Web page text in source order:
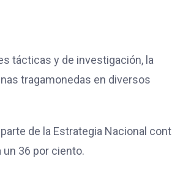
tácticas y de investigación, la
tragamonedas en diversos
de la Estrategia Nacional
un 36 por ciento.